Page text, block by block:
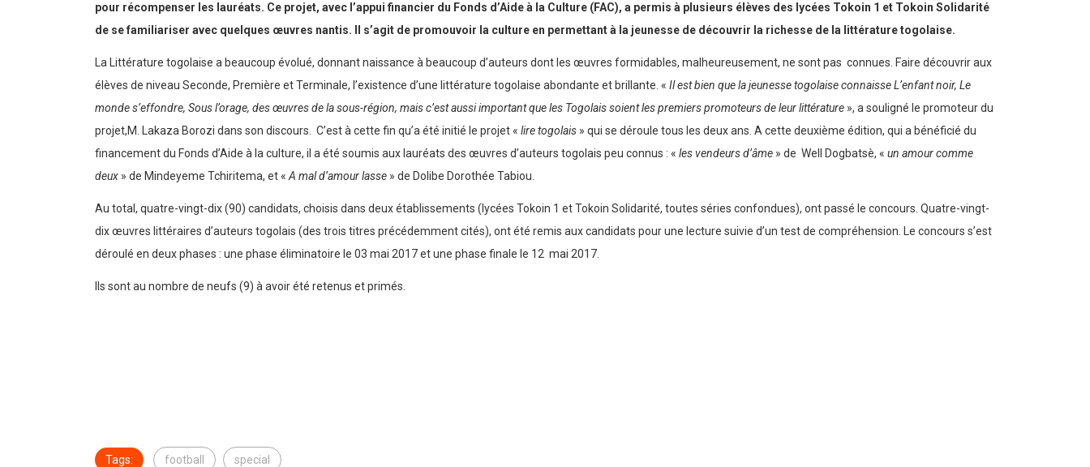
pour récompenser les lauréats. Ce projet, avec l’appui financier du Fonds d’Aide à la Culture (FAC), a permis à plusieurs élèves des lycées Tokoin 1 et Tokoin Solidarité
de se familiariser avec quelques œuvres nantis. Il s’agit de promouvoir la culture en permettant à la jeunesse de découvrir la richesse de la littérature togolaise.
La Littérature togolaise a beaucoup évolué, donnant naissance à beaucoup d’auteurs dont les œuvres formidables, malheureusement, ne sont pas connues. Faire découvrir aux
élèves de niveau Seconde, Première et Terminale, l’existence d’une littérature togolaise abondante et brillante. « Il est bien que la jeunesse togolaise connaisse L’enfant noir, Le
monde s’effondre, Sous l’orage, des œuvres de la sous-région, mais c’est aussi important que les Togolais soient les premiers promoteurs de leur littérature », a souligné le promoteur du
projet,M. Lakaza Borozi dans son discours. C’est à cette fin qu’a été initié le projet « lire togolais » qui se déroule tous les deux ans. A cette deuxième édition, qui a bénéficié du
financement du Fonds d’Aide à la culture, il a été soumis aux lauréats des œuvres d’auteurs togolais peu connus : « les vendeurs d’âme » de Well Dogbatsè, « un amour comme
deux » de Mindeyeme Tchiritema, et « A mal d’amour lasse » de Dolibe Dorothée Tabiou.
Au total, quatre-vingt-dix (90) candidats, choisis dans deux établissements (lycées Tokoin 1 et Tokoin Solidarité, toutes séries confondues), ont passé le concours. Quatre-vingt-
dix œuvres littéraires d’auteurs togolais (des trois titres précédemment cités), ont été remis aux candidats pour une lecture suivie d’un test de compréhension. Le concours s’est
déroulé en deux phases : une phase éliminatoire le 03 mai 2017 et une phase finale le 12 mai 2017.
Ils sont au nombre de neufs (9) à avoir été retenus et primés.
Tags: football special